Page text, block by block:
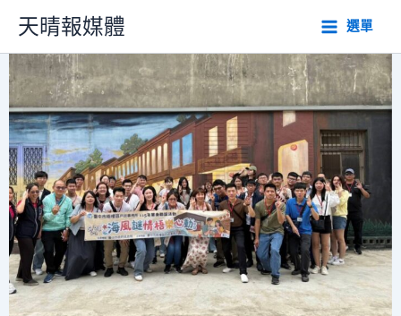
主
要
內
容
天晴報媒體 選單